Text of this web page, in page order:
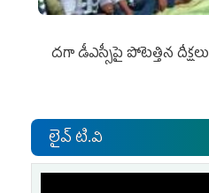
దగా డీఎస్సీపై పోటెత్తిన దీక్షలు
లైవ్ టి.వి